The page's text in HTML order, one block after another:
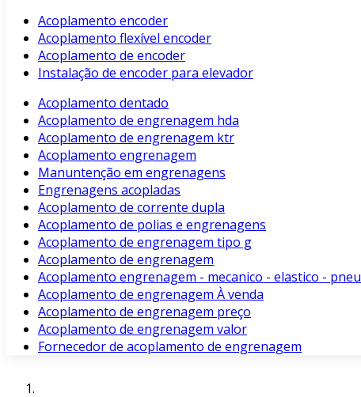
Acoplamento encoder
Acoplamento flexível encoder
Acoplamento de encoder
Instalação de encoder para elevador
Acoplamento dentado
Acoplamento de engrenagem hda
Acoplamento de engrenagem ktr
Acoplamento engrenagem
Manuntenção em engrenagens
Engrenagens acopladas
Acoplamento de corrente dupla
Acoplamento de polias e engrenagens
Acoplamento de engrenagem tipo g
Acoplamento de engrenagem
Acoplamento engrenagem - mecanico - elastico - pneu
Acoplamento de engrenagem À venda
Acoplamento de engrenagem preço
Acoplamento de engrenagem valor
Fornecedor de acoplamento de engrenagem